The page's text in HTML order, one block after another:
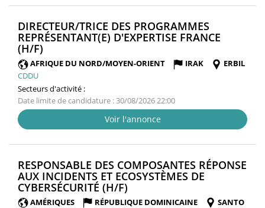
DIRECTEUR/TRICE DES PROGRAMMES
REPRÉSENTANT(E) D'EXPERTISE FRANCE
(H/F) (NOUVELLE
FENÊTRE)
AFRIQUE DU NORD/MOYEN-ORIENT IRAK
ERBIL
CDDU
Secteurs d'activité :
Date limite de candidature : 30/08/2026 22:00
Voir l'annonce
RESPONSABLE DES COMPOSANTES RÉPONSE
AUX INCIDENTS ET ECOSYSTÈMES DE
CYBERSÉCURITÉ (H/F)
FENÊTRE)
AMÉRIQUES RÉPUBLIQUE DOMINICAINE
SANTO